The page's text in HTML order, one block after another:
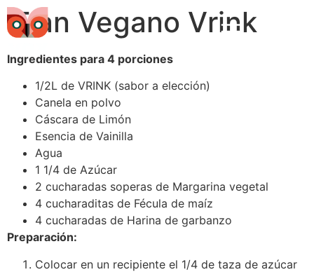
Flan Vegano Vrink
Ingredientes para 4 porciones
1/2L de VRINK (sabor a elección)
Canela en polvo
Cáscara de Limón
Esencia de Vainilla
Agua
1 1/4 de Azúcar
2 cucharadas soperas de Margarina vegetal
4 cucharaditas de Fécula de maíz
4 cucharadas de Harina de garbanzo
Preparación:
Colocar en un recipiente el 1/4 de taza de azúcar